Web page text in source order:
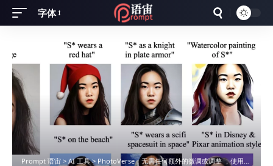
Font
字体
Prompt 语宙 > AI 工具> PhotoVerse：无需任何额外的微调或调整 ，使用文本到图像扩散模型直接生成你想要的图像